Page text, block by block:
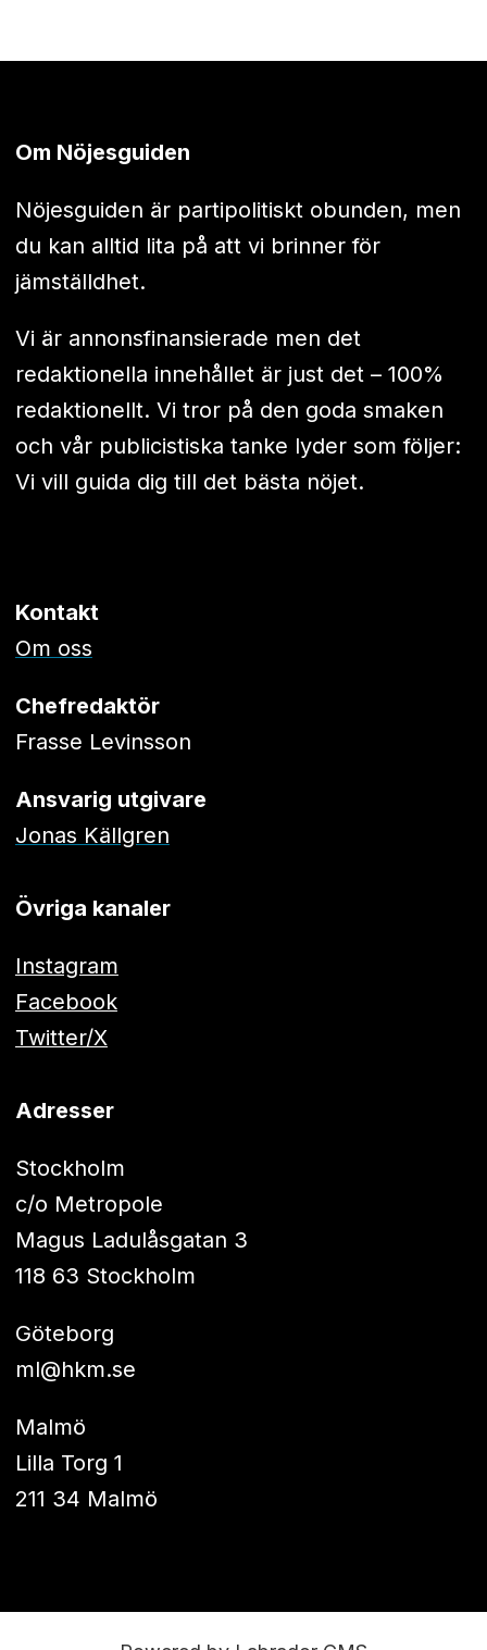
Om Nöjesguiden
Nöjesguiden är partipolitiskt obunden, men
du kan alltid lita på att vi brinner för
jämställdhet.
Vi är annonsfinansierade men det
redaktionella innehållet är just det – 100%
redaktionellt. Vi tror på den goda smaken
och vår publicistiska tanke lyder som följer:
Vi vill guida dig till det bästa nöjet.
Kontakt
Om oss
Chefredaktör
Frasse Levinsson
Ansvarig utgivare
Jonas Källgren
Övriga kanaler
Instagram
Facebook
Twitter/X
Adresser
Stockholm
c/o Metropole
Magus Ladulåsgatan 3
118 63 Stockholm
Göteborg
ml@hkm.se
Malmö
Lilla Torg 1
211 34 Malmö